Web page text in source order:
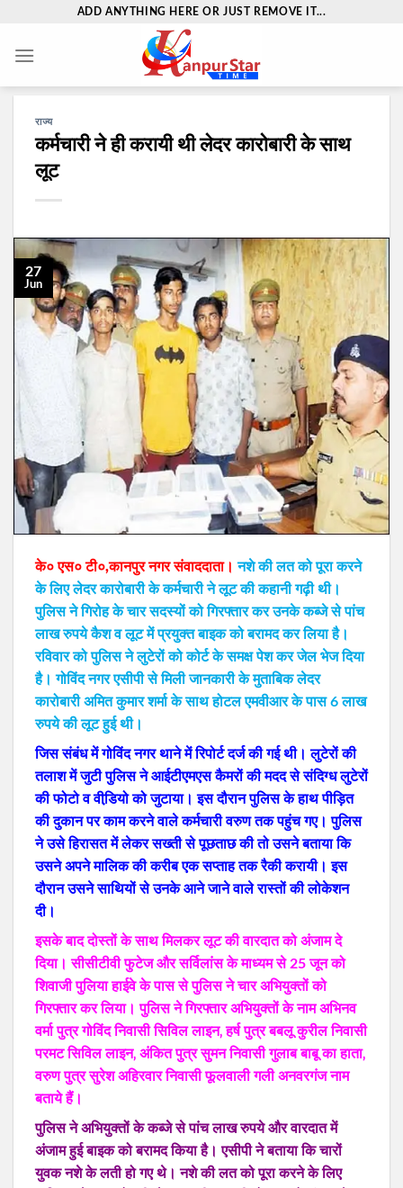
content
ADD ANYTHING HERE OR JUST REMOVE IT...
राज्य
कर्मचारी ने ही करायी थी लेदर कारोबारी के साथ
लूट
27
Jun
के० एस० टी०,कानपुर नगर संवाददाता। नशे की लत को पूरा करने
के लिए लेदर कारोबारी के कर्मचारी ने लूट की कहानी गढ़ी थी।
पुलिस ने गिरोह के चार सदस्यों को गिरफ्तार कर उनके कब्जे से पांच
लाख रुपये कैश व लूट में प्रयुक्त बाइक को बरामद कर लिया है।
रविवार को पुलिस ने लुटेरों को कोर्ट के समक्ष पेश कर जेल भेज दिया
है। गोविंद नगर एसीपी से मिली जानकारी के मुताबिक लेदर
कारोबारी अमित कुमार शर्मा के साथ होटल एमवीआर के पास 6 लाख
रुपये की लूट हुई थी।
जिस संबंध में गोविंद नगर थाने में रिपोर्ट दर्ज की गई थी। लुटेरों की
तलाश में जुटी पुलिस ने आईटीएमएस कैमरों की मदद से संदिग्ध लुटेरों
की फोटो व वीडि़यो को जुटाया। इस दौरान पुलिस के हाथ पीड़ित
की दुकान पर काम करने वाले कर्मचारी वरुण तक पहुंच गए। पुलिस
ने उसे हिरासत में लेकर सख्ती से पूछताछ की तो उसने बताया कि
उसने अपने मालिक की करीब एक सप्ताह तक रैकी करायी। इस
दौरान उसने साथियों से उनके आने जाने वाले रास्तों की लोकेशन
दी।
इसके बाद दोस्तों के साथ मिलकर लूट की वारदात को अंजाम दे
दिया। सीसीटीवी फुटेज और सर्विलांस के माध्यम से 25 जून को
शिवाजी पुलिया हाईवे के पास से पुलिस ने चार अभियुक्तों को
गिरफ्तार कर लिया। पुलिस ने गिरफ्तार अभियुक्तों के नाम अभिनव
वर्मा पुत्र गोविंद निवासी सिविल लाइन‚ हर्ष पुत्र बबलू कुरील निवासी
परमट सिविल लाइन‚ अंकित पुत्र सुमन निवासी गुलाब बाबू का हाता‚
वरुण पुत्र सुरेश अहिरवार निवासी फूलवाली गली अनवरगंज नाम
बताये हैं।
पुलिस ने अभियुक्तों के कब्जे से पांच लाख रुपये और वारदात में
अंजाम हुई बाइक को बरामद किया है। एसीपी ने बताया कि चारों
युवक नशे के लती हो गए थे। नशे की लत को पूरा करने के लिए